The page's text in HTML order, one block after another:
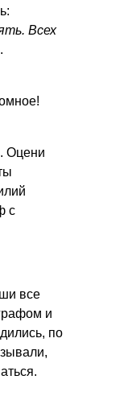
Всех
Оцени
с
все
и
по